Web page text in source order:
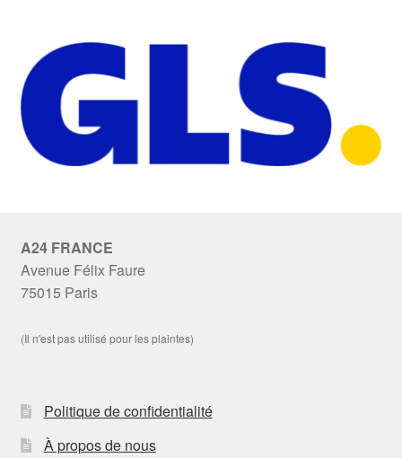
A24 FRANCE
Avenue Félix Faure
75015 Paris
(Il n'est pas utilisé pour les plaintes)
Politique de confidentialité
À propos de nous